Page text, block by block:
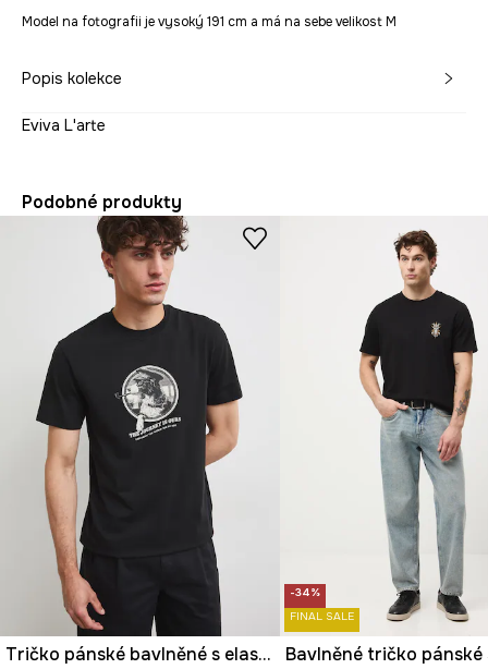
Model na fotografii je vysoký 191 cm a má na sebe velikost M
Popis kolekce
Eviva L'arte
Podobné produkty
Tričko pánské bavlněné s elastanem s potiskem
-34%
FINAL SALE